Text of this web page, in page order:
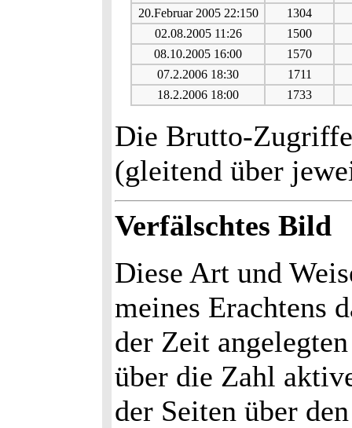
20.Februar 2005 22:150
1304
02.08.2005 11:26
1500
08.10.2005 16:00
1570
07.2.2006 18:30
1711
18.2.2006 18:00
1733
Die Brutto-
(gleitend über
Verfälschtes Bild
Diese Art und
meines Erachtens
der Zeit
über die Zahl
der Seiten über